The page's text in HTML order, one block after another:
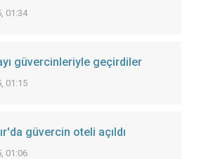
01:34
güvercinleriyle geçirdiler
01:15
güvercin oteli açıldı
01:06